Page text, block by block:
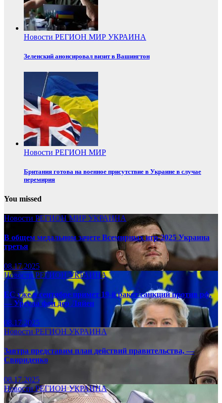
Новости РЕГИОН МИР УКРАИНА
Зеленский анонсировал визит в Вашингтон
Новости РЕГИОН МИР
Британия готова на военное присутствие в Украине в случае
перемирия
You missed
Новости РЕГИОНМИР УКРАИНА
В общем медальном зачете Всемирных игр-2025 Украина
третья
08.17.2025
НовостиРЕГИОНУКРАИНА
ЕС уже в сентябре примет 19-й ракет санкций против рф,
— Урсула фон дер Ляйен
08.17.2025
Новости РЕГИОН УКРАИНА
Завтра представим план действий правительства, —
Свириденко
08.17.2025
НовостиРЕГИОНУКРАИНА